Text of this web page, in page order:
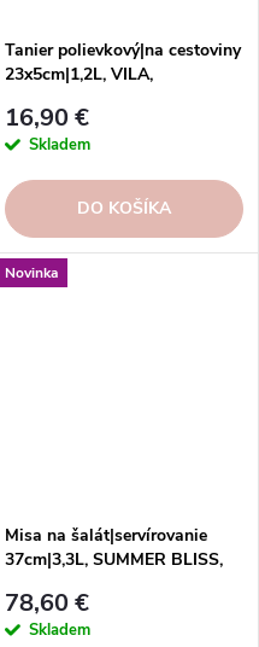
Tanier polievkový|na cestoviny
23x5cm|1,2L, VILA,
16,90 €
Skladem
DO KOŠÍKA
Novinka
Misa na šalát|servírovanie
37cm|3,3L, SUMMER BLISS,
78,60 €
Skladem